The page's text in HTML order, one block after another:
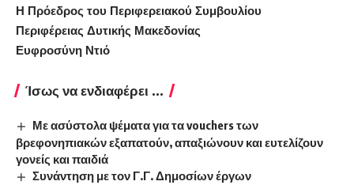
Η Πρόεδρος του Περιφερειακού Συμβουλίου
Περιφέρειας Δυτικής Μακεδονίας
Ευφροσύνη Ντιό
Ίσως να ενδιαφέρει ...
Με ασύστολα ψέματα για τα vouchers των
βρεφονηπιακών εξαπατούν, απαξιώνουν και ευτελίζουν
γονείς και παιδιά
Συνάντηση με τον Γ.Γ. Δημοσίων έργων